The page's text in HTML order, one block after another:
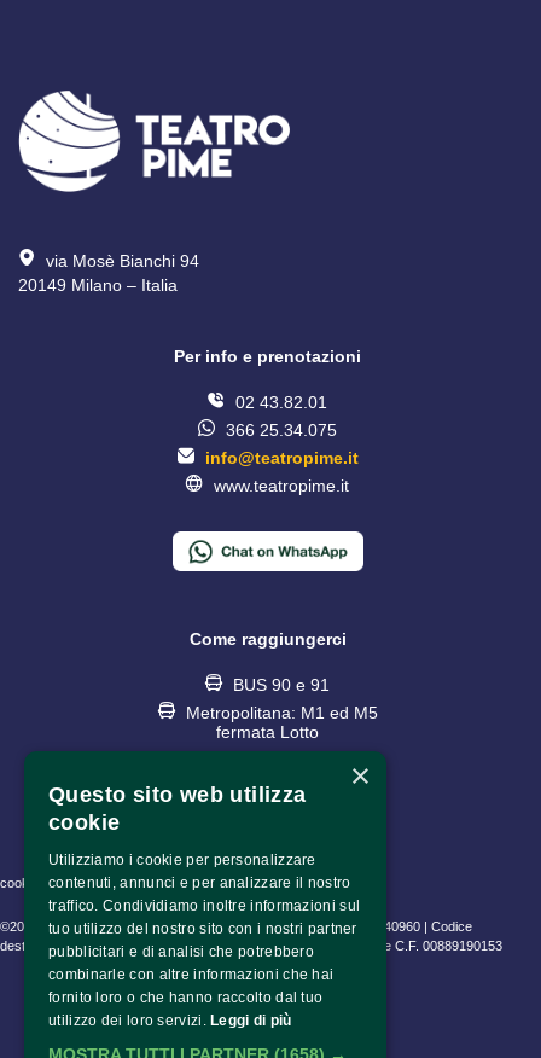
via Mosè Bianchi 94
20149 Milano – Italia
Per info e prenotazioni
02 43.82.01
366 25.34.075
info@teatropime.it
www.teatropime.it
Come raggiungerci
BUS 90 e 91
Metropolitana: M1 ed M5
fermata Lotto
cookie policy • privacy policy • informativa trattamento dati
©2023 Fondazione Pime Onlus C.F. 97486040153 e P.IVA 06630940960 | Codice
destinatario (SDI) SUBM70N | CEAM Srl P.IVA 10802530153 | Pime C.F. 00889190153
×
Questo sito web utilizza
cookie
Utilizziamo i cookie per personalizzare
contenuti, annunci e per analizzare il nostro
traffico. Condividiamo inoltre informazioni sul
tuo utilizzo del nostro sito con i nostri partner
pubblicitari e di analisi che potrebbero
combinarle con altre informazioni che hai
fornito loro o che hanno raccolto dal tuo
utilizzo dei loro servizi. Leggi di più